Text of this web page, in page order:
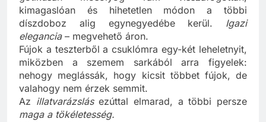
gótikusan mosolyog rám visszafogottan,
kimagaslóan és hihetetlen módon a többi
díszdoboz alig egynegyedébe kerül.
elegancia– megvehető áron.
Fújok a teszterből a csuklómra egy-két leheletnyit,
miközben a szemem sarkából arra figyelek:
nehogy meglássák, hogy kicsit többet fújok, de
valahogy nem érzek semmit.
Azillatvarázslásezúttal elmarad, a többi persze